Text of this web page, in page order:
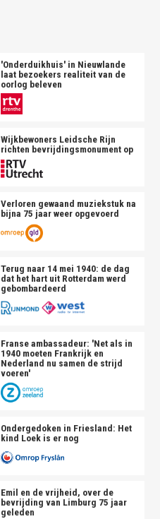
'Onderduikhuis' in Nieuwlande
laat bezoekers realiteit van de
oorlog beleven
Wijkbewoners Leidsche Rijn
richten bevrijdingsmonument op
Verloren gewaand muziekstuk na
bijna 75 jaar weer opgevoerd
Terug naar 14 mei 1940: de dag
dat het hart uit Rotterdam werd
gebombardeerd
Franse ambassadeur: 'Net als in
1940 moeten Frankrijk en
Nederland nu samen de strijd
voeren'
Ondergedoken in Friesland: Het
kind Loek is er nog
Emil en de vrijheid, over de
bevrijding van Limburg 75 jaar
geleden